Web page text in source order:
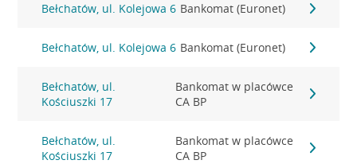
Bełchatów, ul. Kolejowa 6 Bankomat (Euronet)
Bełchatów, ul. Kolejowa 6 Bankomat (Euronet)
Bełchatów, ul.
Kościuszki 17
Bankomat w placówce
CA BP
Bełchatów, ul.
Kościuszki 17
Bankomat w placówce
CA BP